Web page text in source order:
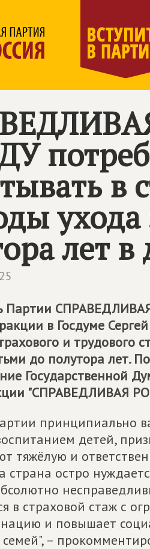
в
лет
Партии
в Госдуме
и трудового
до полутора лет.
Государственной
"СПРАВЕДЛИВАЯ
принципиально
детей,
тяжёлую и
страна остро
в страховой стаж с
и повышает
–